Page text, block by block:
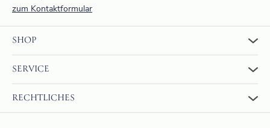
zum Kontaktformular
SHOP
SERVICE
RECHTLICHES